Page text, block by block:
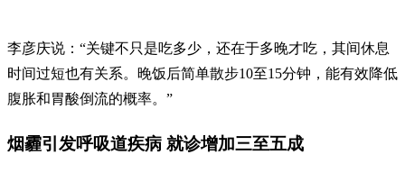
李彦庆说：“关键不只是吃多少，还在于多晚才吃，其间休息
时间过短也有关系。晚饭后简单散步10至15分钟，能有效降低
腹胀和胃酸倒流的概率。”
烟霾引发呼吸道疾病 就诊增加三至五成